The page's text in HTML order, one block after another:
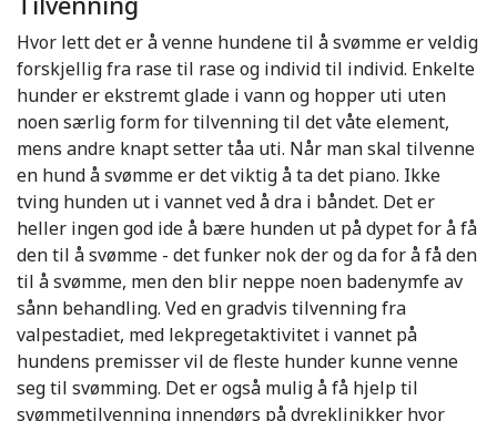
Hvor lett det er å venne hundene til å svømme er veldig
forskjellig fra rase til rase og individ til individ. Enkelte
hunder er ekstremt glade i vann og hopper uti uten
noen særlig form for tilvenning til det våte element,
mens andre knapt setter tåa uti. Når man skal tilvenne
en hund å svømme er det viktig å ta det piano. Ikke
tving hunden ut i vannet ved å dra i båndet. Det er
heller ingen god ide å bære hunden ut på dypet for å få
den til å svømme - det funker nok der og da for å få den
til å svømme, men den blir neppe noen badenymfe av
sånn behandling. Ved en gradvis tilvenning fra
valpestadiet, med lekpregetaktivitet i vannet på
hundens premisser vil de fleste hunder kunne venne
seg til svømming. Det er også mulig å få hjelp til
svømmetilvenning innendørs på dyreklinikker hvor